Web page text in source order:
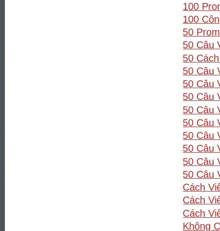
100
100
50
50 Câu
50
50 Câu
50 Câu
50 Câu
50 Câu
50 Câu
50 Câu
50 Câu
50 Câu
50 Câu
Cách
Cách
Cách
Không